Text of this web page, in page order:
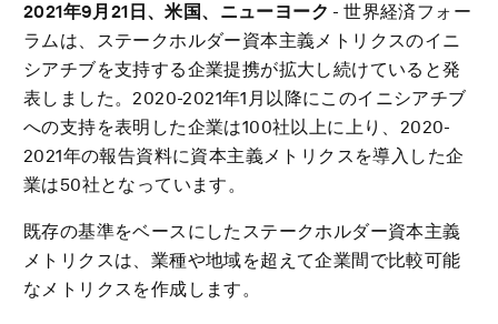
2021年9月 21 日、米国、ニューヨーク - 世界経済フォー
ラムは、ステークホルダー資本主義メトリクスのイニ
シアチブを支持する企業提携が拡大し続けていると発
表しました。2020-2021年1月以降にこのイニシアチブ
への支持を表明した企業は100社以上に上り、2020-
2021年の報告資料に資本主義メトリクスを導入した企
業は50社となっています。
既存の基準をベースにしたステークホルダー資本主義
メトリクスは、業種や地域を超えて企業間で比較可能
なメトリクスを作成します。